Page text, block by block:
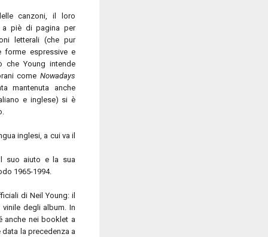
canzoni, il loro
a piè di pagina per
letterali (che pur
forme espressive e
che Young intende
come Nowadays
mantenuta anche
e inglese) si è
inglesi, a cui va il
suo aiuto e la sua
1965-1994.
di Neil Young: il
degli album. In
anche nei booklet a
la precedenza a